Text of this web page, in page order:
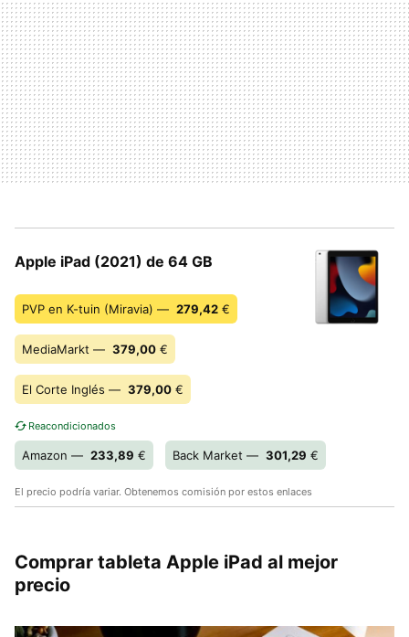
Apple iPad (2021) de 64 GB
PVP en K-tuin (Miravia) — 279,42 €
MediaMarkt — 379,00 €
El Corte Inglés — 379,00 €
Reacondicionados
Amazon — 233,89 € Back Market — 301,29 €
El precio podría variar. Obtenemos comisión por estos enlaces
Comprar tableta Apple iPad al mejor
precio